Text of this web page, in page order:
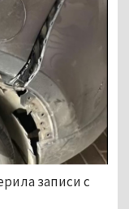
записи с